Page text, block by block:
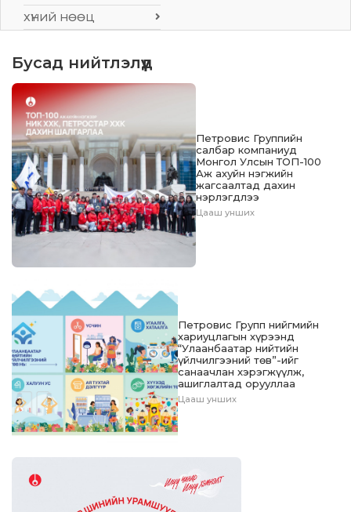
ХҮНИЙ НӨӨЦ
Бусад нийтлэлүүд
Петровис Группийн
салбар компаниуд
Монгол Улсын ТОП-100
Аж ахуйн нэгжийн
жагсаалтад дахин
нэрлэгдлээ
Цааш унших
Петровис Групп нийгмийн
хариуцлагын хүрээнд
“Улаанбаатар нийтийн
үйлчилгээний төв”-ийг
санаачлан хэрэгжүүлж,
ашиглалтад орууллаа
Цааш унших